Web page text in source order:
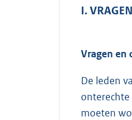
I.
Vragen en
De leden
onterechte
moeten